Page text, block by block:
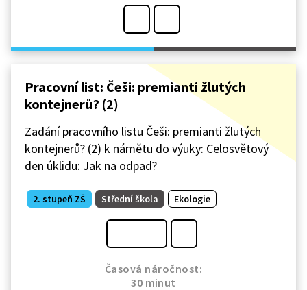
Pracovní list: Češi: premianti žlutých
kontejnerů? (2)
Zadání pracovního listu Češi: premianti žlutých
kontejnerů? (2) k námětu do výuky: Celosvětový
den úklidu: Jak na odpad?
2. stupeň ZŠ Střední škola Ekologie
Časová náročnost:
30 minut